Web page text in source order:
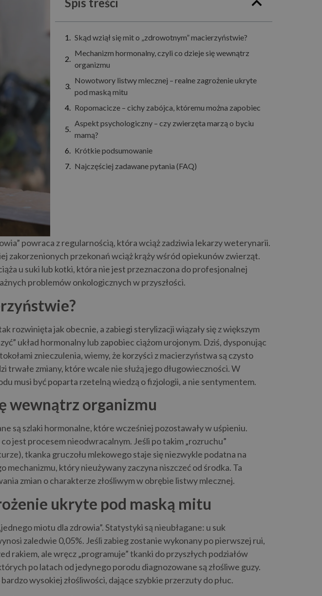
Spis treści
Skąd wziął się mit o „zdrowotnym” macierzyństwie?
Mechanizm hormonalny, czyli co dzieje się wewnątrz
organizmu
Nowotwory listwy mlecznej – realne zagrożenie ukryte
pod maską mitu
Ropomacicze – cichy zabójca, któremu można zapobiec
Aspekt psychologiczny – czy zwierzęta marzą o byciu
mamą?
Krótkie podsumowanie
Najczęściej zadawane pytania (FAQ)
powraca z regularnością, która wciąż zadziwia lekarzy weterynarii.
zakorzenionych przekonań wciąż krąży wśród opiekunów zwierząt.
u suki lub kotki, która nie jest przeznaczona do profesjonalnej
problemów onkologicznych w przyszłości.
rozwinięta jak obecnie, a zabiegi sterylizacji wiązały się z większym
układ hormonalny lub zapobiec ciążom urojonym. Dziś, dysponując
znieczulenia, wiemy, że korzyści z macierzyństwa są czysto
zmiany, które wcale nie służą jego długowieczności. W
musi być poparta rzetelną wiedzą o fizjologii, a nie sentymentem.
wewnątrz organizmu
są szlaki hormonalne, które wcześniej pozostawały w uśpieniu.
jest procesem nieodwracalnym. Jeśli po takim „rozruchu”
tkanka gruczołu mlekowego staje się niezwykle podatna na
który nieużywany zaczyna niszczeć od środka. Ta
zmian o charakterze złośliwym w obrębie listwy mlecznej.
ukryte pod maską mitu
miotu dla zdrowia”. Statystyki są nieubłagane: u suk
zaledwie 0,05%. Jeśli zabieg zostanie wykonany po pierwszej rui,
rakiem, ale wręcz „programuje” tkanki do przyszłych podziałów
po latach od jedynego porodu diagnozowane są złośliwe guzy.
wysokiej złośliwości, dające szybkie przerzuty do płuc.